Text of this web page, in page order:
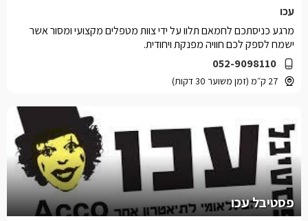
עכו
052-9098110
27 ק״מ (זמן משוער 30 דקות)
מרגע כניסתכם לחמאם תלוו על ידי צוות מטפלים מקצועי ומסור אשר
ישמח לספק לכם חוויה מפנקת ויחודית.
פסטיבל עכו